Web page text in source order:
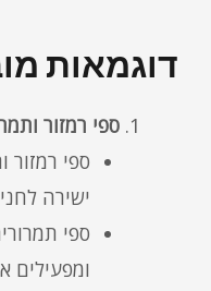
דוגמאות
ספי רמזור
ספי רמזור
ישירה
ספי
ומפעילים